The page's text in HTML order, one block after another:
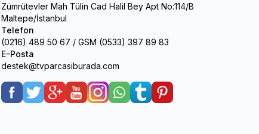
Zümrütevler Mah Tülin Cad Halil Bey Apt No:114/B
Maltepe/İstanbul
Telefon
(0216) 489 50 67 / GSM (0533) 397 89 83
E-Posta
destek@tvparcasiburada.com
Facebook
TwitterGoogle-Plus
YoutubeInstagramWhatsApp
TumblrPinterest